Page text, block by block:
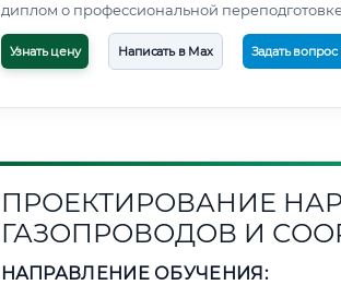
диплом о профессиональной
Узнать цену Написать в Max Задать
ПРОЕКТИРОВАНИЕ
ГАЗОПРОВОДОВ И
НАПРАВЛЕНИЕ ОБУЧЕНИЯ: